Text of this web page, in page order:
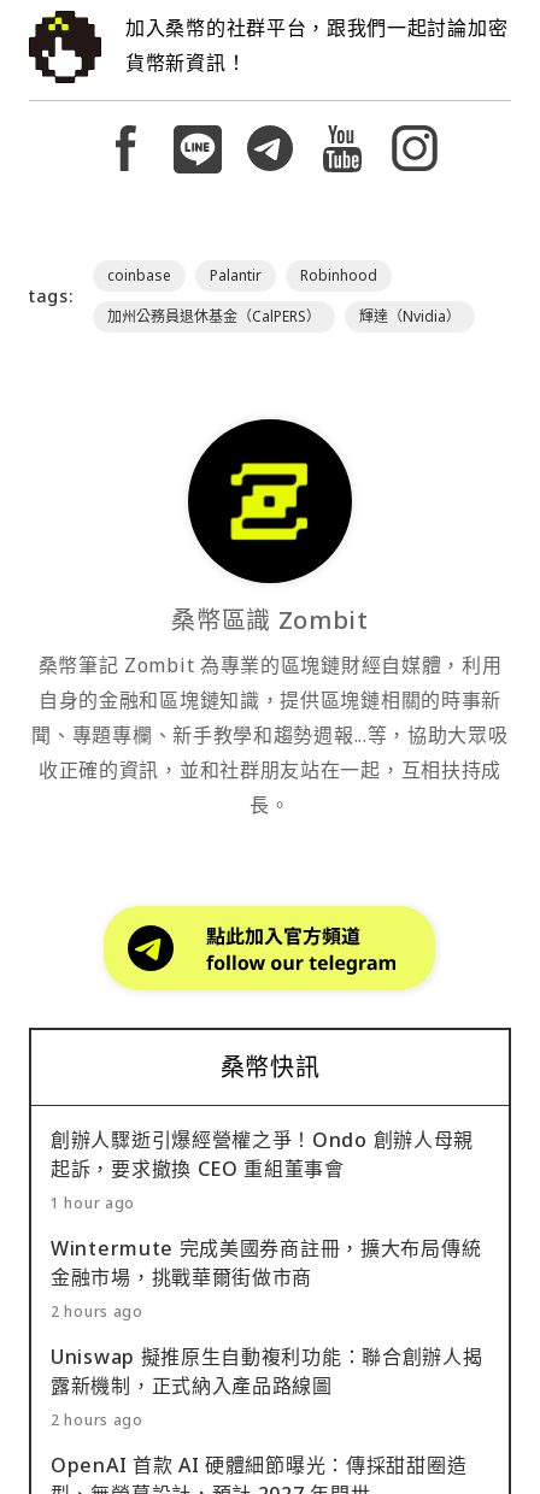
加入桑幣的社群平台，跟我們一起討論加密
貨幣新資訊！
tags:
coinbase Palantir
Robinhood
加州公務員退休基金（CalPERS）
輝達（Nvidia）
桑幣區識 Zombit
桑幣筆記 Zombit 為專業的區塊鏈財經自媒體，利用
自身的金融和區塊鏈知識，提供區塊鏈相關的時事新
聞、專題專欄、新手教學和趨勢週報...等，協助大眾吸
收正確的資訊，並和社群朋友站在一起，互相扶持成
長。
桑幣快訊
創辦人驟逝引爆經營權之爭！Ondo 創辦人母親
起訴，要求撤換 CEO 重組董事會
1 hour ago
Wintermute 完成美國券商註冊，擴大布局傳統
金融市場，挑戰華爾街做市商
2 hours ago
Uniswap 擬推原生自動複利功能：聯合創辦人揭
露新機制，正式納入產品路線圖
2 hours ago
OpenAI 首款 AI 硬體細節曝光：傳採甜甜圈造